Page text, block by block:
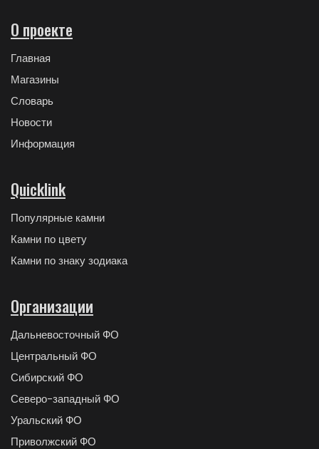
О проекте
Главная
Магазины
Словарь
Новости
Информация
Quicklink
Популярные камни
Камни по цвету
Камни по знаку зодиака
Организации
Дальневосточный ФО
Центральный ФО
Сибирский ФО
Северо-западный ФО
Уральский ФО
Приволжский ФО